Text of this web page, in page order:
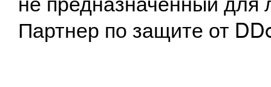
Партнер по защите от